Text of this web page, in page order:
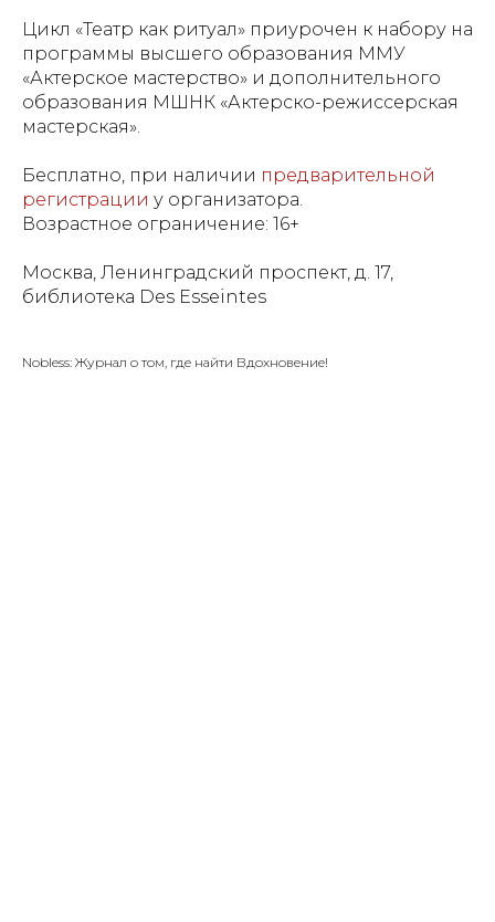
Цикл «Театр как ритуал» приурочен к набору на
программы высшего образования ММУ
«Актерское мастерство» и дополнительного
образования МШНК «Актерско-режиссерская
мастерская».
Бесплатно, при наличии предварительной
регистрации у организатора.
Возрастное ограничение: 16+
Москва, Ленинградский проспект, д. 17,
библиотека Des Esseintes
Nobless: Журнал о том, где найти Вдохновение!